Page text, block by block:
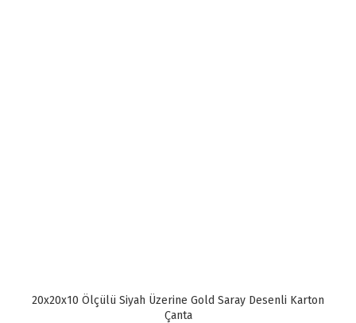
20x20x10 Ölçülü Siyah Üzerine Gold Saray Desenli Karton
Çanta